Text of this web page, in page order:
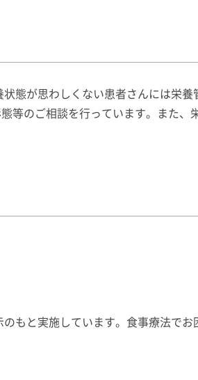
態が思わしくない患者さんには栄養
等のご相談を行っています。また、
もと実施しています。食事療法でお